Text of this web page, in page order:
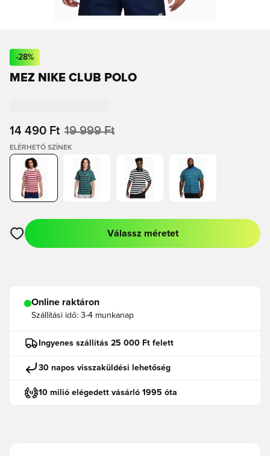
-28%
MEZ NIKE CLUB POLO
14 490 Ft 19 999 Ft
ELÉRHETŐ SZÍNEK
Megnyit egy modált a bejelentkezéshez vagy a tagként való
Válassz méretet
Online raktáron
Szállítási idő: 3-4 munkanap
Ingyenes szállítás 25 000 Ft felett
30 napos visszaküldési lehetőség
10 milió elégedett vásárló 1995 óta